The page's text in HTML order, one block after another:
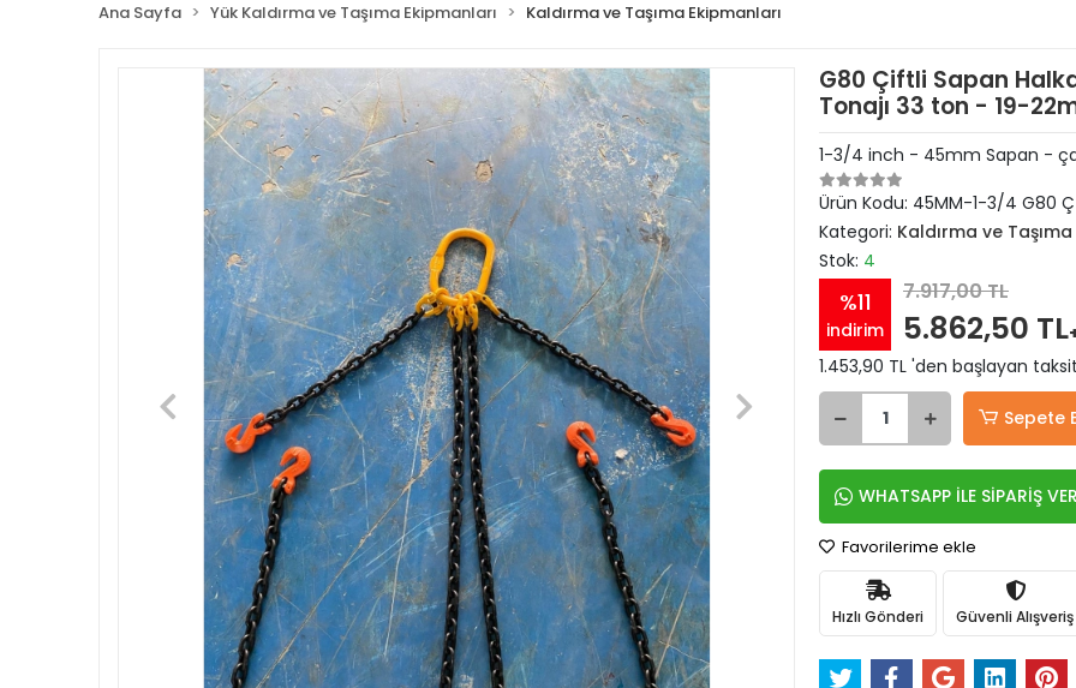
Ana Sayfa Yük Kaldırma ve Taşıma Ekipmanları Kaldırma ve Taşıma Ekipmanları
G80 Çiftli Sapan
Tonajı 33 ton - 19-
1-3/4 inch - 45mm Sapan -
Ürün Kodu: 45MM-1-3/4 G80
Kategori: Kaldırma ve
Stok: 4
%11
indirim
7.917,00 TL
5.862,50 TL
1.453,90 TL 'den başlayan
Sepete
WHATSAPP İLE SİPARİŞ
Favorilerime ekle
Hızlı Gönderi Güvenli Alışveriş